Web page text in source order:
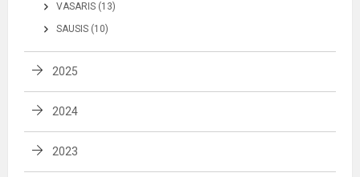
VASARIS (13)
SAUSIS (10)
2025
2024
2023